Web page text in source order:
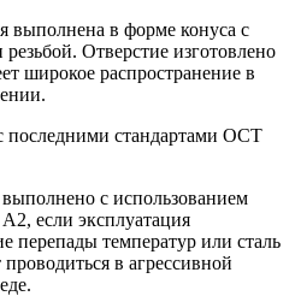
выполнена в форме конуса с
Отверстие изготовлено
широкое распространение в
последними стандартами ОСТ
с использованием
если эксплуатация
перепады температур или сталь
в агрессивной